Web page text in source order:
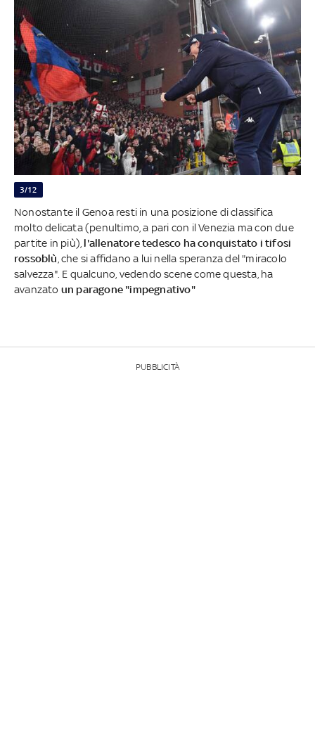
3/12
Nonostante il Genoa resti in una posizione di classifica
molto delicata (penultimo, a pari con il Venezia ma con due
partite in più), l'allenatore tedesco ha conquistato i tifosi
rossoblù , che si affidano a lui nella speranza del "miracolo
salvezza". E qualcuno, vedendo scene come questa, ha
avanzato un paragone "impegnativo"
PUBBLICITÀ